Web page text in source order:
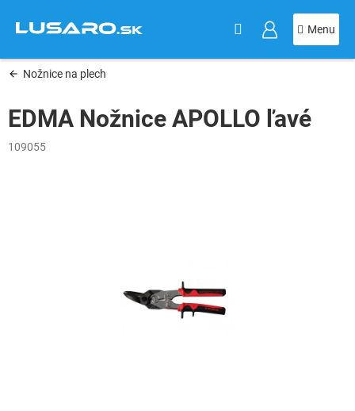
obsah
Nožnice na plech
EDMA Nožnice APOLLO ľavé
109055